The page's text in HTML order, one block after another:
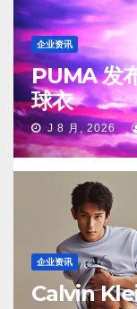
企业资讯
PUMA 发
球衣
J 8 月, 2026
企业资讯
Calvin